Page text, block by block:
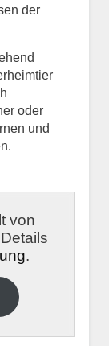
der
oder
und
von
.